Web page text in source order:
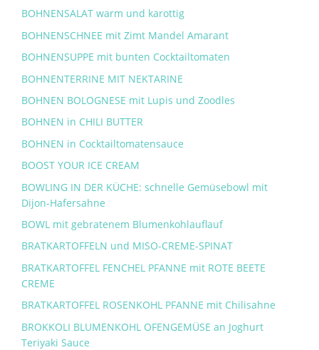
BOHNENSALAT warm und karottig
BOHNENSCHNEE mit Zimt Mandel Amarant
BOHNENSUPPE mit bunten Cocktailtomaten
BOHNENTERRINE MIT NEKTARINE
BOHNEN BOLOGNESE mit Lupis und Zoodles
BOHNEN in CHILI BUTTER
BOHNEN in Cocktailtomatensauce
BOOST YOUR ICE CREAM
BOWLING IN DER KÜCHE: schnelle Gemüsebowl mit
Dijon-Hafersahne
BOWL mit gebratenem Blumenkohlauflauf
BRATKARTOFFELN und MISO-CREME-SPINAT
BRATKARTOFFEL FENCHEL PFANNE mit ROTE BEETE
CREME
BRATKARTOFFEL ROSENKOHL PFANNE mit Chilisahne
BROKKOLI BLUMENKOHL OFENGEMÜSE an Joghurt
Teriyaki Sauce